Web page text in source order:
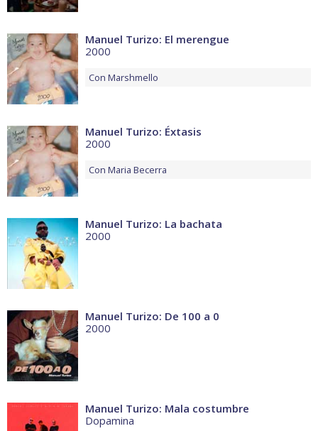
Manuel Turizo: El merengue
2000
Con Marshmello
Manuel Turizo: Éxtasis
2000
Con Maria Becerra
Manuel Turizo: La bachata
2000
Manuel Turizo: De 100 a 0
2000
Manuel Turizo: Mala costumbre
Dopamina